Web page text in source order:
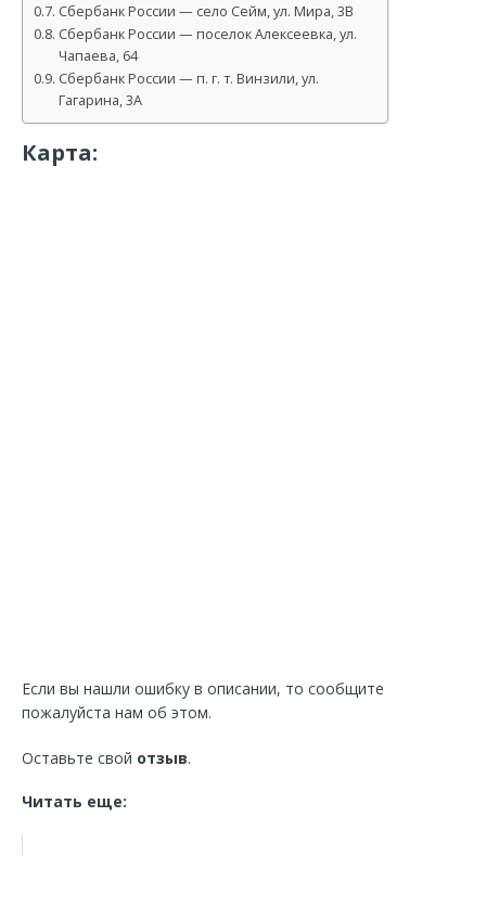
Сбербанк России — село Сейм, ул. Мира, 3В
Сбербанк России — поселок Алексеевка, ул.
Чапаева, 64
Сбербанк России — п. г. т. Винзили, ул.
Гагарина, 3А
Карта:
Если вы нашли ошибку в описании, то сообщите
пожалуйста нам об этом.
Оставьте свой отзыв.
Читать еще: